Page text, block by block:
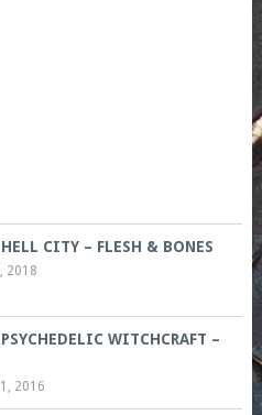
CITY – FLESH & BONES
2018
WITCHCRAFT –
2016